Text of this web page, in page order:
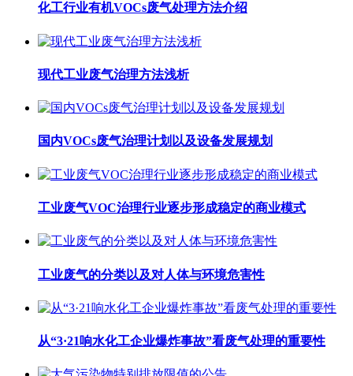
化工行业有机VOCs废气处理方法介绍
现代工业废气治理方法浅析
国内VOCs废气治理计划以及设备发展规划
工业废气VOC治理行业逐步形成稳定的商业模式
工业废气的分类以及对人体与环境危害性
从“3·21响水化工企业爆炸事故”看废气处理的重要性